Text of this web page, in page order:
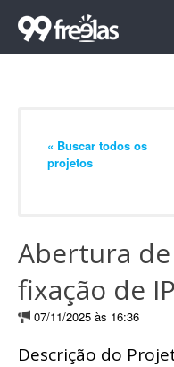
« Buscar todos os
projetos
Abertura
fixação de IP
07/11/2025 às 16:36
Descrição do